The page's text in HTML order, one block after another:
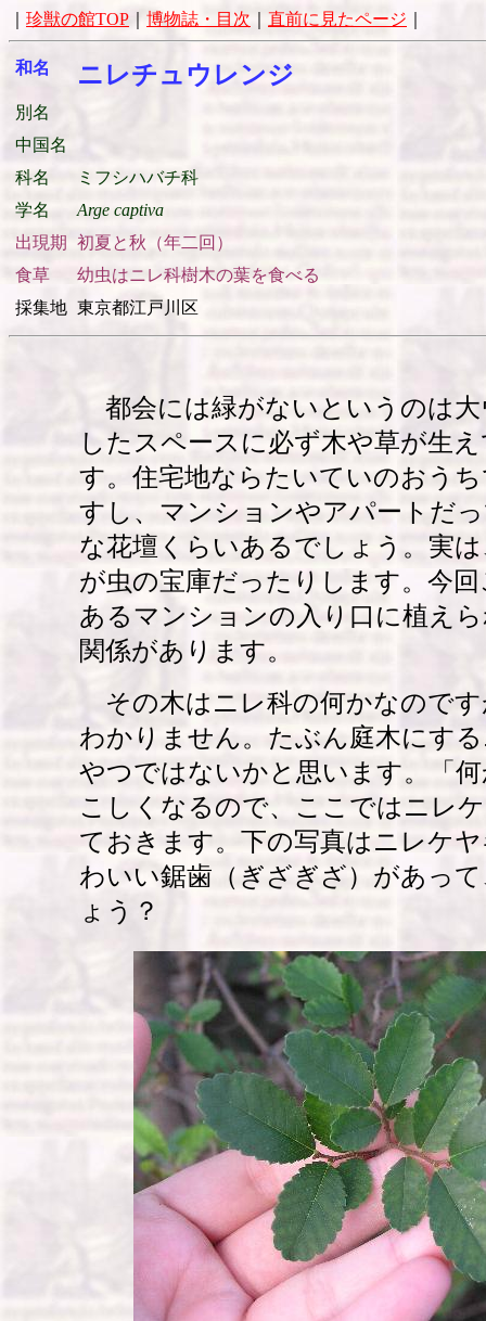
珍獣の館TOP 博物誌・目次 直前に見たページ
和名 ニレチュウレンジ
別名
中国名
科名
ミフシハバチ科
学名
Arge captiva
出現期
初夏と秋（年二回）
食草
幼虫はニレ科樹木の葉を食べる
採集地 東京都江戸川区
都会には緑がないというのは
したスペースに必ず木や草が生
す。住宅地ならたいていのおう
すし、マンションやアパートだ
な花壇くらいあるでしょう。実
が虫の宝庫だったりします。今
あるマンションの入り口に植え
関係があります。
その木はニレ科の何かなのです
わかりません。たぶん庭木にす
やつではないかと思います。「
こしくなるので、ここではニレ
ておきます。下の写真はニレケ
わいい鋸歯（ぎざぎざ）があっ
ょう？